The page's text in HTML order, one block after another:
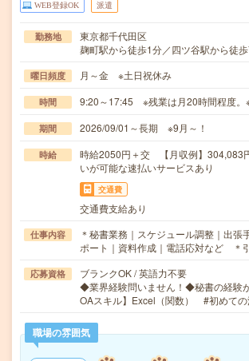
WEB登録OK 派遣
勤務地
東京都千代田区
麹町駅から徒歩1分／四ツ谷駅から徒
曜日頻度 月～金 ※土日祝休み
時間 9:20～17:45 ※残業は月20時間程度。※
期間 2026/09/01～長期 ※9月～！
時給
時給2050円＋交 【月収例】
いが可能な速払いサービスあり
交通費
交通費支給あり
仕事内容
＊秘書業務｜スケジュール調整｜出張
ポート｜資料作成｜電話応対など ＊
応募資格
ブランクOK / 英語力不要
◆業界経験問いません！◆秘書の経験
OAスキル】Excel（関数） #初めて
職場の雰囲気